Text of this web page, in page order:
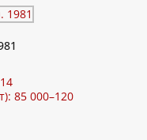
85 000–120